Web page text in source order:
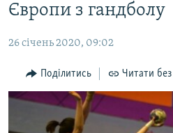
до
основної
Перейти
до
пошуку
БЛОГИ
ПОГЛЯД
ІНТЕРВ'Ю
ВСЕ ЗА ДЕНЬ
Європи з гандболу
26 січень 2020, 09:02
Поділитись Читати без